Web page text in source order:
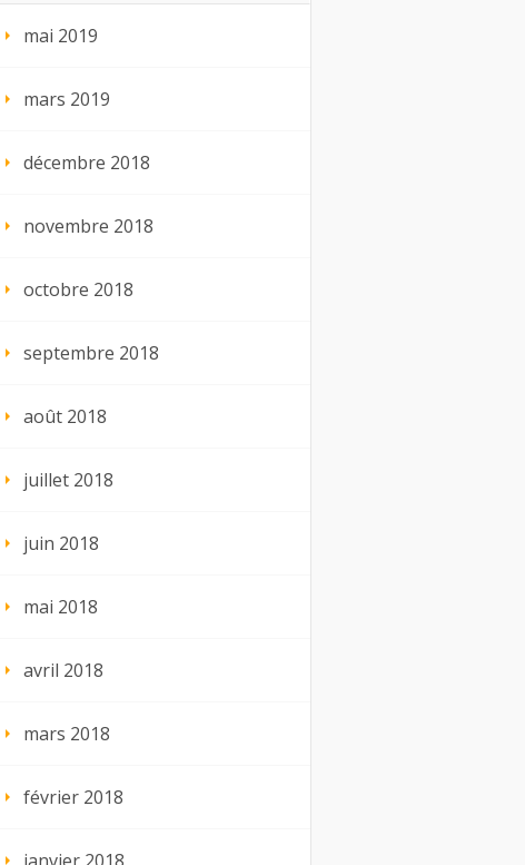
mai 2019
mars 2019
décembre 2018
novembre 2018
octobre 2018
septembre 2018
août 2018
juillet 2018
juin 2018
mai 2018
avril 2018
mars 2018
février 2018